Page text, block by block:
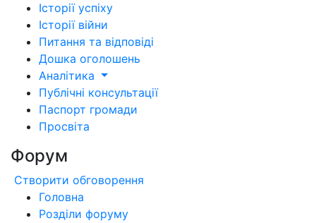
Історії успіху
Історії війни
Питання та відповіді
Дошка оголошень
Аналітика
Публічні консультації
Паспорт громади
Просвіта
Форум
Створити обговорення
Головна
Розділи форуму